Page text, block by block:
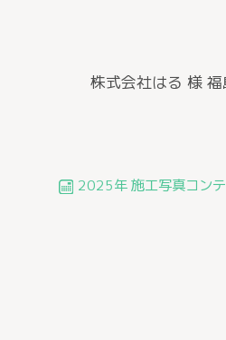
株式会社はる 様 福
2025年 施工写真コン